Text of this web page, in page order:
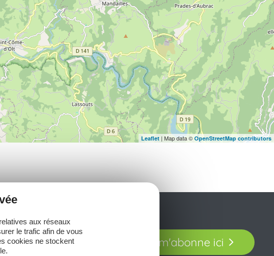
Leaflet | Map data © OpenStreetMap contributors
et laissez-vous
séjour en Aveyron.
Je m'abonne ici
aux réseaux
le trafic afin de vous
cookies ne stockent